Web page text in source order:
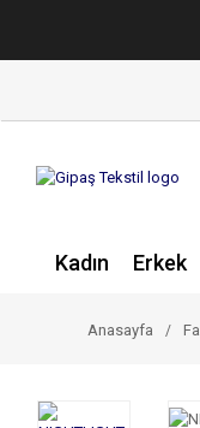
Kadın Erkek
Anasayfa